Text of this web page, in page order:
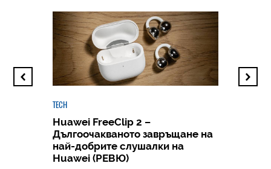
TECH
Huawei FreeClip 2 –
Дългоочакваното завръщане на
най-добрите слушалки на
Huawei (РЕВЮ)